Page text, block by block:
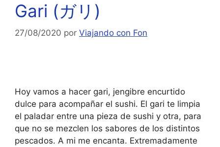
Gari (ガリ)
27/08/2020 por Viajando con Fon
Hoy vamos a hacer gari, jengibre encurtido
dulce para acompañar el sushi. El gari te limpia
el paladar entre una pieza de sushi y otra, para
que no se mezclen los sabores de los distintos
pescados. A mi me encanta. Extremadamente